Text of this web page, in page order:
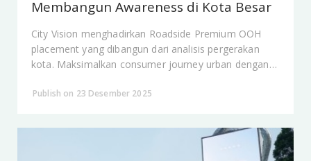
Membangun Awareness di Kota Besar
City Vision menghadirkan Roadside Premium OOH
placement yang dibangun dari analisis pergerakan
kota. Maksimalkan consumer journey urban dengan
Publish on 23 Desember 2025